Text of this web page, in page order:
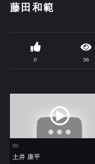
藤田和範
0 36
土井 康平